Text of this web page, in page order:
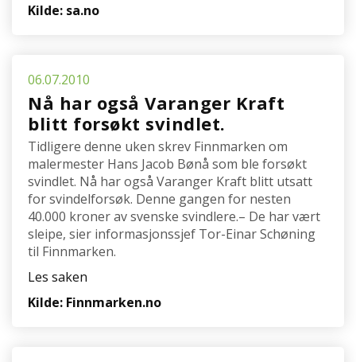
Kilde: sa.no
06.07.2010
Nå har også Varanger Kraft
blitt forsøkt svindlet.
Tidligere denne uken skrev Finnmarken om
malermester Hans Jacob Bønå som ble forsøkt
svindlet. Nå har også Varanger Kraft blitt utsatt
for svindelforsøk. Denne gangen for nesten
40.000 kroner av svenske svindlere.– De har vært
sleipe, sier informasjonssjef Tor-Einar Schøning
til Finnmarken.
Les saken
Kilde: Finnmarken.no